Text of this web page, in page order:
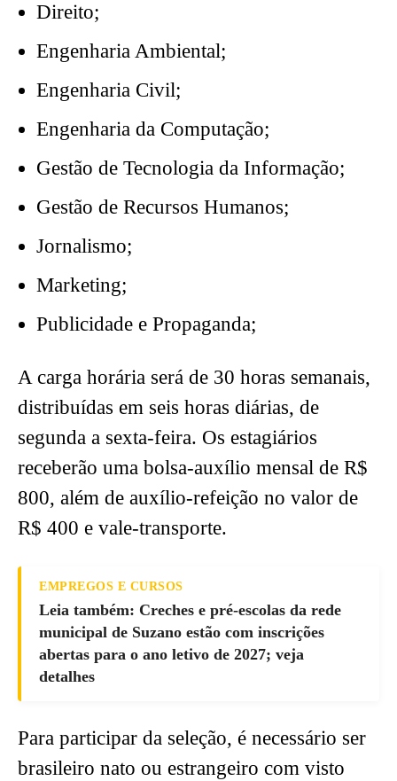
Direito;
Engenharia Ambiental;
Engenharia Civil;
Engenharia da Computação;
Gestão de Tecnologia da Informação;
Gestão de Recursos Humanos;
Jornalismo;
Marketing;
Publicidade e Propaganda;
A carga horária será de 30 horas semanais,
distribuídas em seis horas diárias, de
segunda a sexta-feira. Os estagiários
receberão uma bolsa-auxílio mensal de R$
800, além de auxílio-refeição no valor de
R$ 400 e vale-transporte.
EMPREGOS E CURSOS
Leia também: Creches e pré-escolas da rede
municipal de Suzano estão com inscrições
abertas para o ano letivo de 2027; veja
detalhes
Para participar da seleção, é necessário ser
brasileiro nato ou estrangeiro com visto